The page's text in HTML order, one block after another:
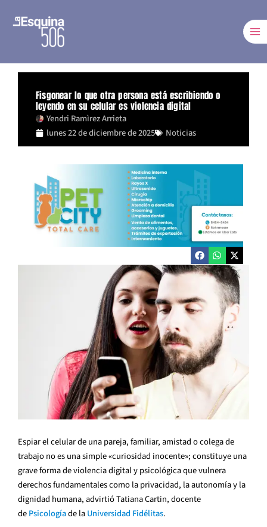
Fisgonear lo que otra persona está escribiendo o
leyendo en su celular es violencia digital
Yendri Ramìrez Arrieta
lunes 22 de diciembre de 2025
Noticias
Espiar el celular de una pareja, familiar, amistad o colega de
trabajo no es una simple «curiosidad inocente»; constituye una
grave forma de violencia digital y psicológica que vulnera
derechos fundamentales como la privacidad, la autonomía y la
dignidad humana, advirtió Tatiana Cartin, docente
dePsicologíade laUniversidad Fidélitas.